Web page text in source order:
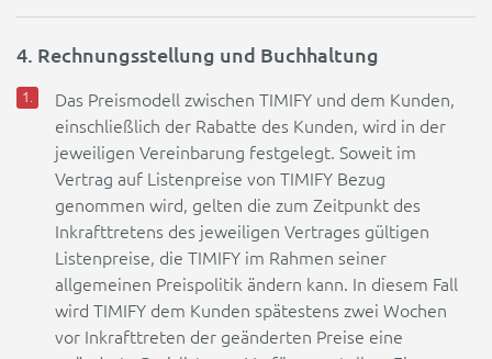
4. Rechnungsstellung und Buchhaltung
Das Preismodell zwischen TIMIFY und dem Kunden,
einschließlich der Rabatte des Kunden, wird in der
jeweiligen Vereinbarung festgelegt. Soweit im
Vertrag auf Listenpreise von TIMIFY Bezug
genommen wird, gelten die zum Zeitpunkt des
Inkrafttretens des jeweiligen Vertrages gültigen
Listenpreise, die TIMIFY im Rahmen seiner
allgemeinen Preispolitik ändern kann. In diesem Fall
wird TIMIFY dem Kunden spätestens zwei Wochen
vor Inkrafttreten der geänderten Preise eine